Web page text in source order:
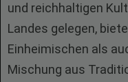
und reichhaltigen
Landes gelegen,
Einheimischen als
Mischung aus